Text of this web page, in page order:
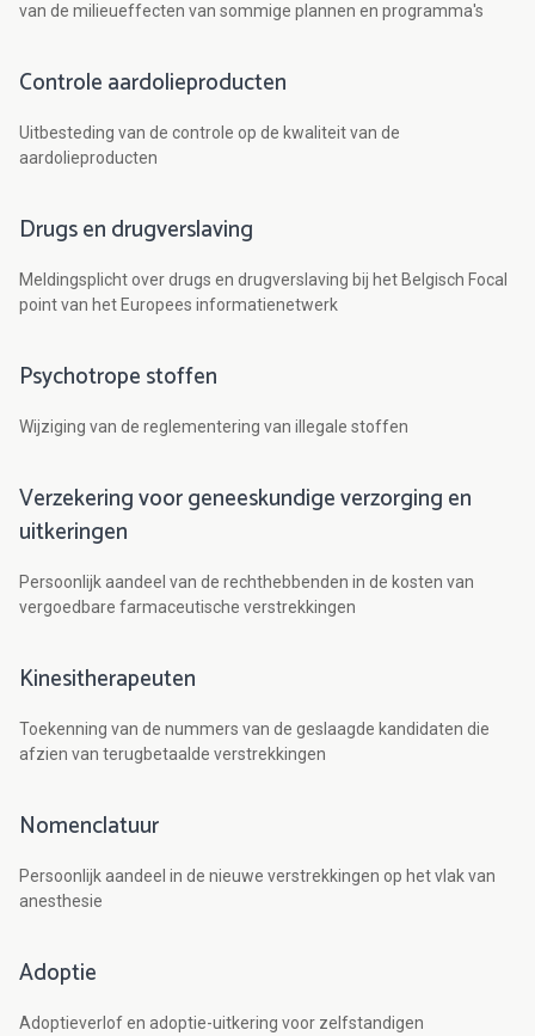
van de milieueffecten van sommige plannen en programma's
Controle aardolieproducten
Uitbesteding van de controle op de kwaliteit van de
aardolieproducten
Drugs en drugverslaving
Meldingsplicht over drugs en drugverslaving bij het Belgisch Focal
point van het Europees informatienetwerk
Psychotrope stoffen
Wijziging van de reglementering van illegale stoffen
Verzekering voor geneeskundige verzorging en
uitkeringen
Persoonlijk aandeel van de rechthebbenden in de kosten van
vergoedbare farmaceutische verstrekkingen
Kinesitherapeuten
Toekenning van de nummers van de geslaagde kandidaten die
afzien van terugbetaalde verstrekkingen
Nomenclatuur
Persoonlijk aandeel in de nieuwe verstrekkingen op het vlak van
anesthesie
Adoptie
Adoptieverlof en adoptie-uitkering voor zelfstandigen